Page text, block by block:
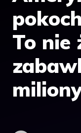
To nie